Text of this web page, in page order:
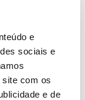
e
sociais e
com os
e de
29 de
com